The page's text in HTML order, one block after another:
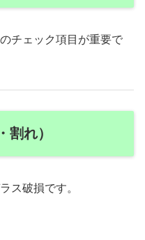
チェック項目が重要で
割れ）
ス破損です。